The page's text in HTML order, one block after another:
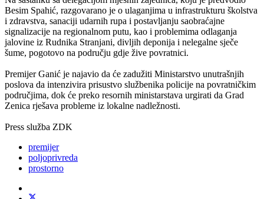
Besim Spahić, razgovarano je o ulaganjima u infrastrukturu školstva
i zdravstva, sanaciji udarnih rupa i postavljanju saobraćajne
signalizacije na regionalnom putu, kao i problemima odlaganja
jalovine iz Rudnika Stranjani, divljih deponija i nelegalne sječe
šume, pogotovo na području gdje žive povratnici.
Premijer Ganić je najavio da će zadužiti Ministarstvo unutrašnjih
poslova da intenzivira prisustvo službenika policije na povratničkim
područjima, dok će preko resornih ministarstava urgirati da Grad
Zenica rješava probleme iz lokalne nadležnosti.
Press služba ZDK
premijer
poljoprivreda
prostorno